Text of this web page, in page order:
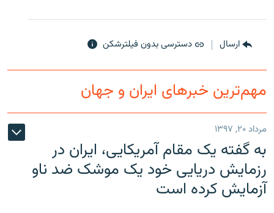
ارسال دسترسی بدون فیلترشکن
مهم‌ترین خبرهای ایران و جهان
مرداد ۲۰, ۱۳۹۷
به گفته یک مقام آمریکایی، ایران در
رزمایش دریایی خود یک موشک ضد ناو
آزمایش کرده است